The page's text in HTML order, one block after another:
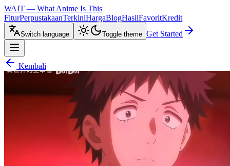
WAIT — What Anime Is This
FiturPerpustakaanTerkiniHargaBlogHasilFavoritKredit
Switch language Toggle theme Get Started
Kembali